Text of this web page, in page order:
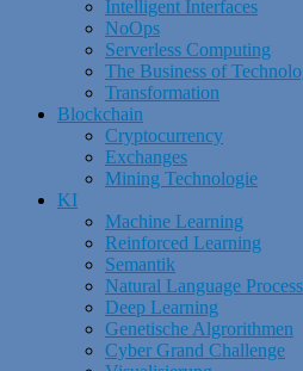
Intelligent Interfaces
NoOps
Serverless Computing
The Business of
Transformation
Blockchain
Cryptocurrency
Exchanges
Mining Technologie
KI
Machine Learning
Reinforced Learning
Semantik
Natural Language
Deep Learning
Genetische Algrorithmen
Cyber Grand Challenge